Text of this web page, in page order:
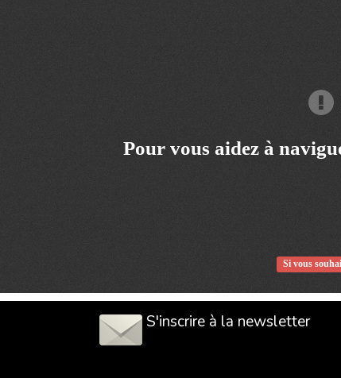
Pour vous aidez à
Si vous
S'inscrire à la newsletter